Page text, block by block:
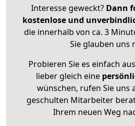
Interesse geweckt? Dann
kostenlose und
die innerhalb von ca. 3
Sie glauben uns
Probieren Sie es einfach
lieber gleich eine
wünschen, rufen Sie uns
geschulten Mitarbeiter
Ihrem neuen Weg